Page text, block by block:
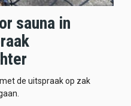
sauna in
de uitspraak op zak